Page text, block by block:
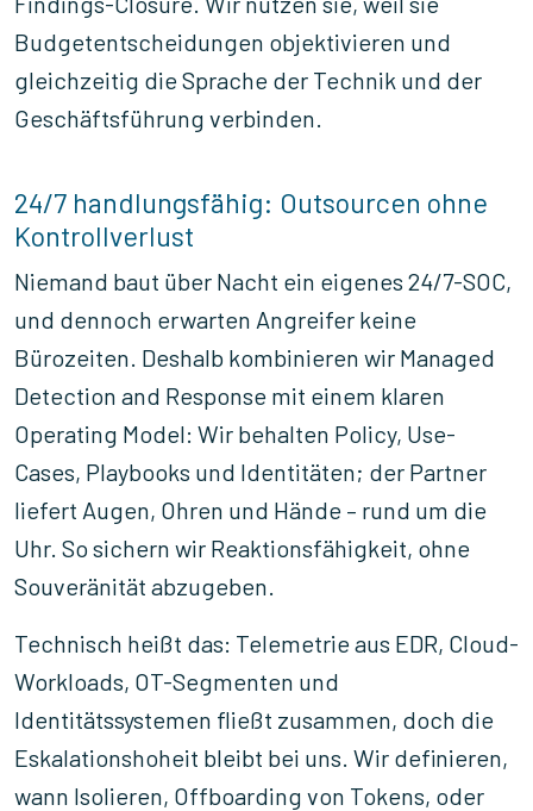
Budgetentscheidungen objektivieren und
gleichzeitig die Sprache der Technik und der
Geschäftsführung verbinden.
24/7 handlungsfähig: Outsourcen ohne
Kontrollverlust
Niemand baut über Nacht ein eigenes 24/7-SOC,
und dennoch erwarten Angreifer keine
Bürozeiten. Deshalb kombinieren wir Managed
Detection and Response mit einem klaren
Operating Model: Wir behalten Policy, Use-
Cases, Playbooks und Identitäten; der Partner
liefert Augen, Ohren und Hände – rund um die
Uhr. So sichern wir Reaktionsfähigkeit, ohne
Souveränität abzugeben.
Technisch heißt das: Telemetrie aus EDR, Cloud-
Workloads, OT-Segmenten und
Identitätssystemen fließt zusammen, doch die
Eskalationshoheit bleibt bei uns. Wir definieren,
wann Isolieren, Offboarding von Tokens, oder